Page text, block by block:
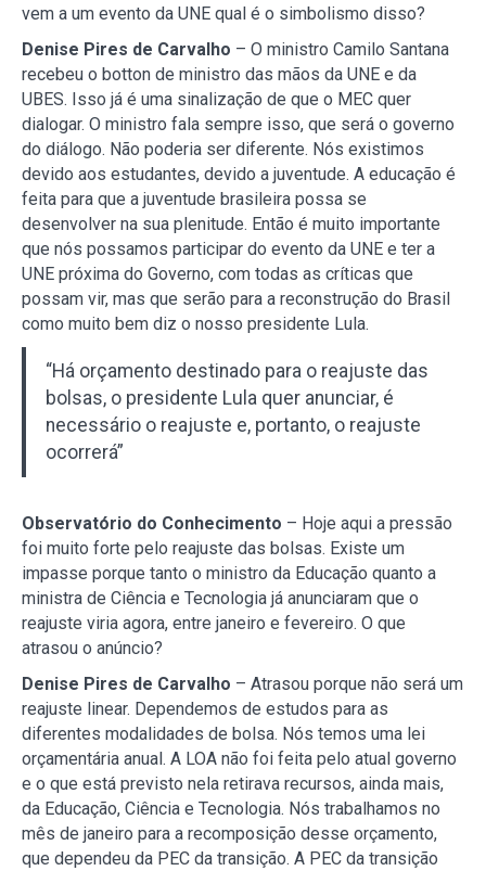
vem a um evento da UNE qual é o simbolismo disso?
Denise Pires de Carvalho – O ministro Camilo Santana
recebeu o botton de ministro das mãos da UNE e da
UBES. Isso já é uma sinalização de que o MEC quer
dialogar. O ministro fala sempre isso, que será o governo
do diálogo. Não poderia ser diferente. Nós existimos
devido aos estudantes, devido a juventude. A educação é
feita para que a juventude brasileira possa se
desenvolver na sua plenitude. Então é muito importante
que nós possamos participar do evento da UNE e ter a
UNE próxima do Governo, com todas as críticas que
possam vir, mas que serão para a reconstrução do Brasil
como muito bem diz o nosso presidente Lula.
“Há orçamento destinado para o reajuste das
bolsas, o presidente Lula quer anunciar, é
necessário o reajuste e, portanto, o reajuste
ocorrerá”
Observatório do Conhecimento – Hoje aqui a pressão
foi muito forte pelo reajuste das bolsas. Existe um
impasse porque tanto o ministro da Educação quanto a
ministra de Ciência e Tecnologia já anunciaram que o
reajuste viria agora, entre janeiro e fevereiro. O que
atrasou o anúncio?
Denise Pires de Carvalho – Atrasou porque não será um
reajuste linear. Dependemos de estudos para as
diferentes modalidades de bolsa. Nós temos uma lei
orçamentária anual. A LOA não foi feita pelo atual governo
e o que está previsto nela retirava recursos, ainda mais,
da Educação, Ciência e Tecnologia. Nós trabalhamos no
mês de janeiro para a recomposição desse orçamento,
que dependeu da PEC da transição. A PEC da transição